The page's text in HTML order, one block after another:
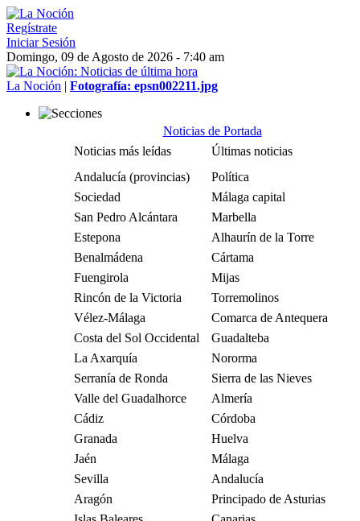
Regístrate
Iniciar Sesión
Domingo, 09 de Agosto de 2026 - 7:40 am
La Noción | Fotografía: epsn002211.jpg
Noticias de Portada
Noticias más leídas
Últimas noticias
Andalucía (provincias)
Política
Sociedad
Málaga capital
San Pedro Alcántara
Marbella
Estepona
Alhaurín de la Torre
Benalmádena
Cártama
Fuengirola
Mijas
Rincón de la Victoria
Torremolinos
Vélez-Málaga
Comarca de Antequera
Costa del Sol Occidental
Guadalteba
La Axarquía
Nororma
Serranía de Ronda
Sierra de las Nieves
Valle del Guadalhorce
Almería
Cádiz
Córdoba
Granada
Huelva
Jaén
Málaga
Sevilla
Andalucía
Aragón
Principado de Asturias